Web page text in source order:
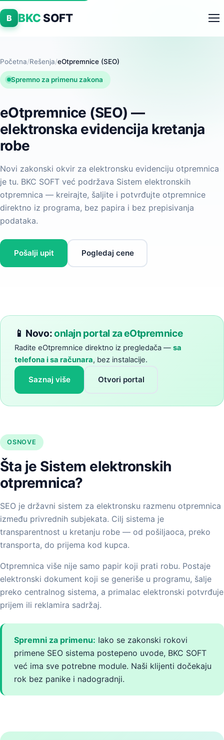
B BKC SOFT
Početna/Rešenja/eOtpremnice (SEO)
Spremno za primenu zakona
eOtpremnice (SEO) —
elektronska evidencija kretanja
robe
Novi zakonski okvir za elektronsku evidenciju otpremnica
je tu. BKC SOFT već podržava Sistem elektronskih
otpremnica — kreirajte, šaljite i potvrđujte otpremnice
direktno iz programa, bez papira i bez prepisivanja
podataka.
Pošalji upit Pogledaj cene
📱 Novo:onlajn portal za eOtpremnice
Radite eOtpremnice direktno iz pregledača — sa
telefona i sa računara, bez instalacije.
Saznaj više Otvori portal
OSNOVE
Šta je Sistem elektronskih
otpremnica?
SEO je državni sistem za elektronsku razmenu otpremnica
između privrednih subjekata. Cilj sistema je
transparentnost u kretanju robe — od pošiljaoca, preko
transporta, do prijema kod kupca.
Otpremnica više nije samo papir koji prati robu. Postaje
elektronski dokument koji se generiše u programu, šalje
preko centralnog sistema, a primalac elektronski potvrđuje
prijem ili reklamira sadržaj.
Spremni za primenu: Iako se zakonski rokovi
primene SEO sistema postepeno uvode, BKC SOFT
već ima sve potrebne module. Naši klijenti dočekaju
rok bez panike i nadogradnji.